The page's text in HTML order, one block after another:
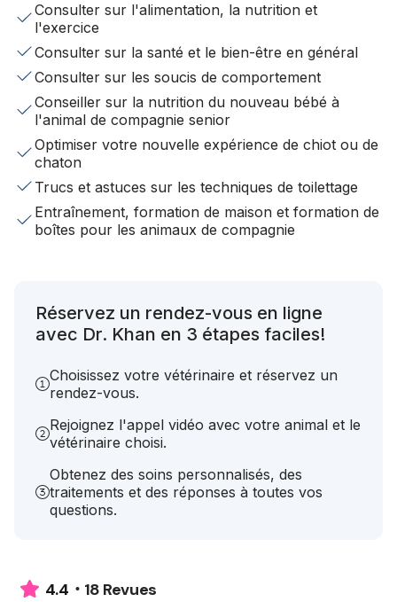
Consulter sur l'alimentation, la nutrition et
l'exercice
Consulter sur la santé et le bien-être en général
Consulter sur les soucis de comportement
Conseiller sur la nutrition du nouveau bébé à
l'animal de compagnie senior
Optimiser votre nouvelle expérience de chiot ou de
chaton
Trucs et astuces sur les techniques de toilettage
Entraînement, formation de maison et formation de
boîtes pour les animaux de compagnie
Réservez un rendez-vous en ligne
avec Dr. Khan en 3 étapes faciles!
Choisissez votre vétérinaire et réservez un
rendez-vous.
Rejoignez l'appel vidéo avec votre animal et le
vétérinaire choisi.
Obtenez des soins personnalisés, des
traitements et des réponses à toutes vos
questions.
4.4 18 Revues